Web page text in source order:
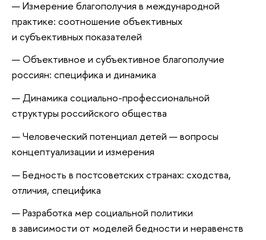
Измерение благополучия в международной
практике: соотношение объективных
и субъективных показателей
Объективное и субъективное благополучие
россиян: специфика и динамика
Динамика социально-профессиональной
структуры российского общества
Человеческий потенциал детей — вопросы
концептуализации и измерения
Бедность в постсоветских странах: сходства,
отличия, специфика
Разработка мер социальной политики
в зависимости от моделей бедности и неравенств